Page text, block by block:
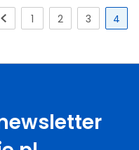
1 2 3 4